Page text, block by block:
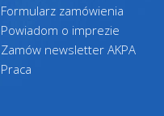
Formularz zamówienia
Powiadom o imprezie
Zamów newsletter AKPA
Praca